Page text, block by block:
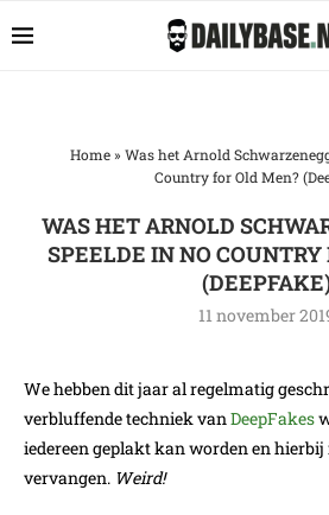
Home» Was het Arnold
Country for Old Men?
WAS HET ARNOLD
SPEELDE IN NO
11 november
We hebben dit jaar al regelmatig
verbluffende techniek vanDeepFakes
iedereen geplakt kan worden en
vervangen. Weird!